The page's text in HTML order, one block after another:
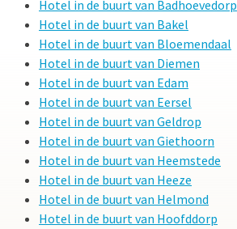
Hotel in de buurt van Badhoevedorp
Hotel in de buurt van Bakel
Hotel in de buurt van Bloemendaal
Hotel in de buurt van Diemen
Hotel in de buurt van Edam
Hotel in de buurt van Eersel
Hotel in de buurt van Geldrop
Hotel in de buurt van Giethoorn
Hotel in de buurt van Heemstede
Hotel in de buurt van Heeze
Hotel in de buurt van Helmond
Hotel in de buurt van Hoofddorp